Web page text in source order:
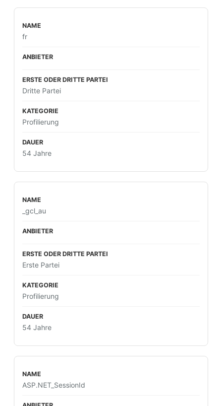
fr
Dritte Partei
Profilierung
54 Jahre
_gcl_au
Erste Partei
Profilierung
54 Jahre
ASP.NET_SessionId